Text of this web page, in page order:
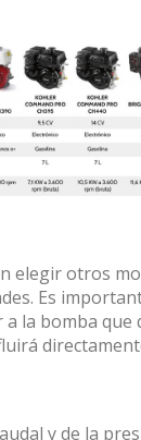
elegir otros
Es
la bomba que
y de la
El usuario
pudiendo,
en su
que dicha
de la página